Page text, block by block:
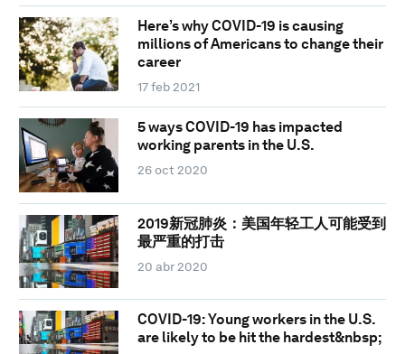
Here’s why COVID-19 is causing
millions of Americans to change their
career
17 feb 2021
5 ways COVID-19 has impacted
working parents in the U.S.
26 oct 2020
2019新冠肺炎：美国年轻工人可能受到
最严重的打击
20 abr 2020
COVID-19: Young workers in the U.S.
are likely to be hit the hardest&nbsp;